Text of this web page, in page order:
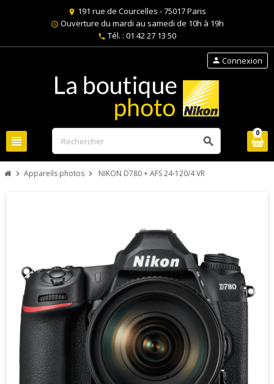
location_on 191 rue de Courcelles - 75017 Paris
schedule Ouverture du mardi au samedi de 10h à 19h
phone Tél. : 01 42 27 13 50
view_headline search
person Connexion
0
chevron_right Appareils photos chevron_right NIKON D780 + AFS 24-120/4 VR